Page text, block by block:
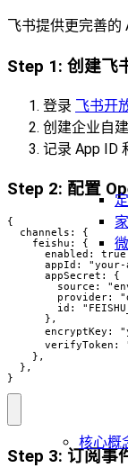
核心概
飞书提供更完善的
Step 1: 创建飞
登录 飞书开
创建企业自
记录 App ID
Step 2: 配置
{
  channels: {
    feishu: {
enabled:
appId:
      appSecret: {
source:
provider:
id:
      },
encryptKey:
verifyToken:
    },
  },
}
Step 3: 订阅事